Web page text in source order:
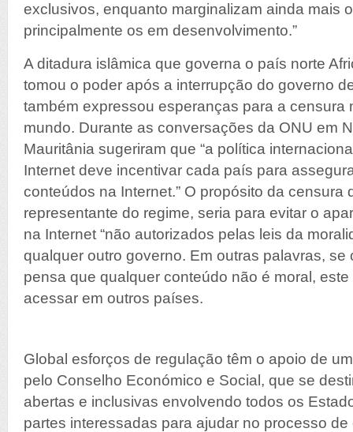
exclusivos, enquanto marginalizam ainda mais
principalmente os em desenvolvimento.”
A ditadura islâmica que governa o país norte
tomou o poder após a interrupção do governo
também expressou esperanças para a censura
mundo. Durante as conversações da ONU em
Mauritânia sugeriram que “a política
Internet deve incentivar cada país para
conteúdos na Internet.” O propósito da censura
representante do regime, seria para evitar o
na Internet “não autorizados pelas leis da
qualquer outro governo. Em outras palavras, se
pensa que qualquer conteúdo não é moral,
acessar em outros países.
Global esforços de regulação têm o apoio de
pelo Conselho Económico e Social, que se
abertas e inclusivas envolvendo todos os
partes interessadas para ajudar no processo